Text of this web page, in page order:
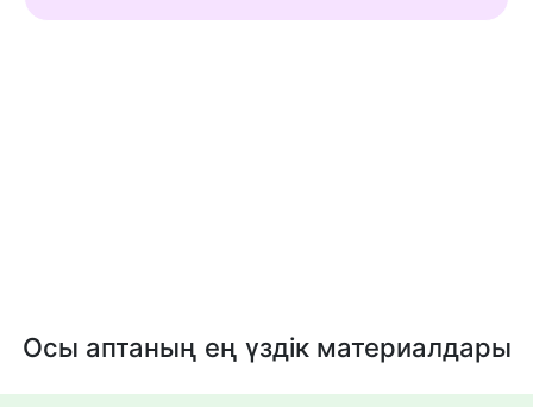
Осы аптаның ең үздік материалдары